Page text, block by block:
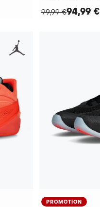
99,99 €94,99 €
PROMOTION